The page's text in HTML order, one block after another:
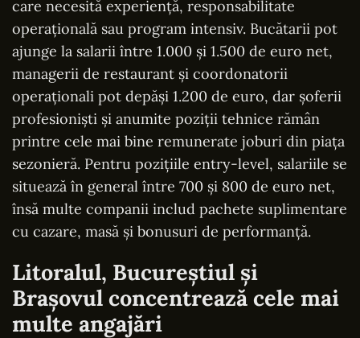
care necesită experiență, responsabilitate
operațională sau program intensiv. Bucătarii pot
ajunge la salarii între 1.000 și 1.500 de euro net,
managerii de restaurant și coordonatorii
operaționali pot depăși 1.200 de euro, dar șoferii
profesioniști și anumite poziții tehnice rămân
printre cele mai bine remunerate joburi din piața
sezonieră. Pentru pozițiile entry-level, salariile se
situează în general între 700 și 800 de euro net,
însă multe companii includ pachete suplimentare
cu cazare, masă și bonusuri de performanță.
Litoralul, Bucureștiul și
Brașovul concentrează cele mai
multe angajări